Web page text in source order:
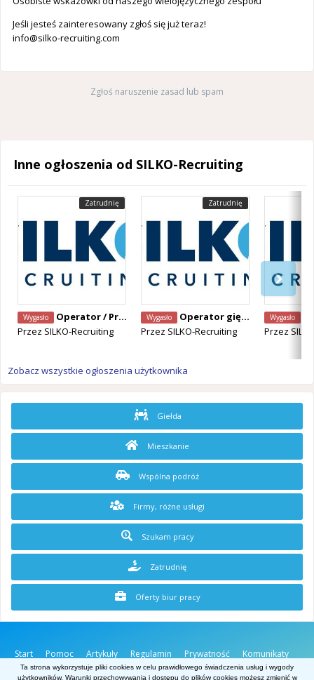
Jeśli jesteś zainteresowany zgłoś się już teraz!
info@silko-recruiting.com
Zgłoś naruszenie zasad lub spam
Inne ogłoszenia od SILKO-Recruiting
Zatrudnię
Wygasło
Operator / Programista CNC Mazak – Alken, Belgia
Przez SILKO-Recruiting
Zatrudnię
Wygasło
Operator giętarki CNC – Staden, Belgia
Przez SILKO-Recruiting
Wygasło
Przez
Zobacz wszystkie ogłoszenia użytkownika
Giełda
Mieszkanie
Wspólna podróż
Firmy, różne usługi
Szukam pracy
Zatrudnię
Oferty biur pracy
Start Pomoc Artykuły Regulamin Prywatność
Komunikaty
O stronie
Kontakt
Ta strona wykorzystuje pliki cookies w celu prawidłowego świadczenia usług i wygody
użytkowników. Warunki przechowywania i dostępu do plików cookies możesz zmienić w